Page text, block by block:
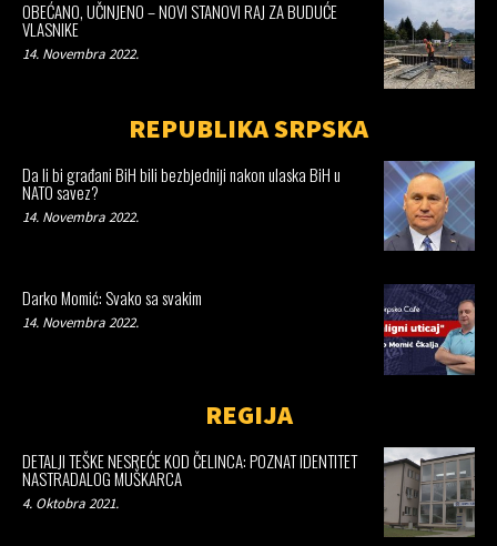
OBEĆANO, UČINJENO – NOVI STANOVI RAJ ZA BUDUĆE
VLASNIKE
14. Novembra 2022.
REPUBLIKA SRPSKA
Da li bi građani BiH bili bezbjedniji nakon ulaska BiH u
NATO savez?
14. Novembra 2022.
Darko Momić: Svako sa svakim
14. Novembra 2022.
REGIJA
DETALJI TEŠKE NESREĆE KOD ČELINCA: POZNAT IDENTITET
NASTRADALOG MUŠKARCA
4. Oktobra 2021.